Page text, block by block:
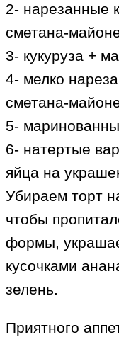
2- нарезанные
сметана-
3- кукуруза +
4- мелко
сметана-
5-
6- натертые
яйца на
Убираем торт
чтобы
формы,
кусочками
зелень.
Приятного